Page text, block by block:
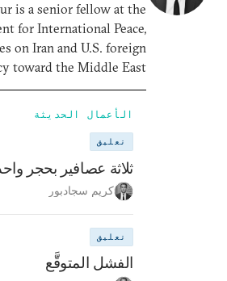
is a senior fellow at the
for International Peace,
on Iran and U.S. foreign
toward the Middle East.
الأعمال الحديثة
تعليق
ثلاثة عصافير بحجر
كريم سجادبور
تعليق
الفشل المتوقَّع